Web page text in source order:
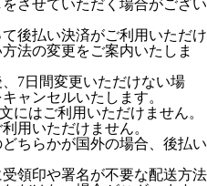
させていただく場合がござい
後払い決済がご利用いただけ
法の変更をご案内いたしま
7日間変更いただけない場
ャンセルいたします。
にはご利用いただけません。
用いただけません。
ちらかが国外の場合、後払い
領印や署名が不要な配送方法